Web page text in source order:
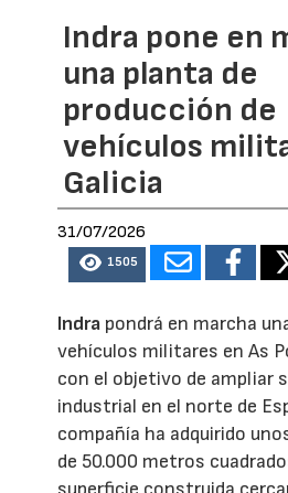
Indra pone en
una planta de
producción de
vehículos
Galicia
31/07/2026
1505
Indra pondrá en marcha
vehículos militares en As
con el objetivo de ampliar
industrial en el norte de
compañía ha adquirido
de 50.000 metros